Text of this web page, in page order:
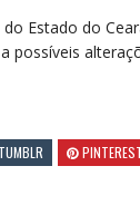
Estado do
possíveis
TUMBLR